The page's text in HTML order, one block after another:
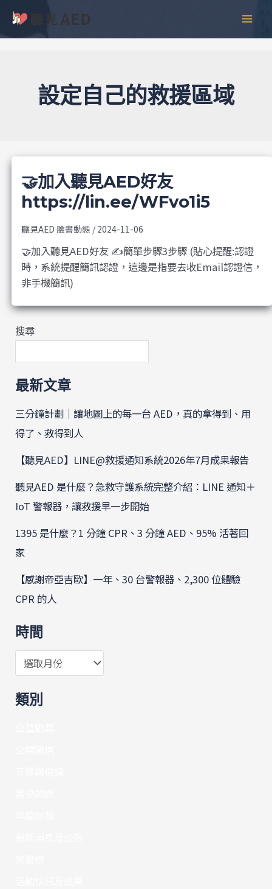
主
設定自己的救援區域
🤝加入聽見AED好友
https://lin.ee/WFvo1i5
聽見AED 臉書動態 / 2024-11-06
🤝加入聽見AED好友 ✍️簡單步驟3步驟 (貼心提醒:認證
時，系統提醒簡訊認證，這邊是指要去收Email認證信，
非手機簡訊)
搜尋
最新文章
三分鐘計劃｜讓地圖上的每一台 AED，真的拿得到、用
得了、救得到人
【聽見AED】LINE@救援通知系統2026年7月成果報告
聽見AED 是什麼？急救守護系統完整介紹：LINE 通知＋
IoT 警報器，讓救援早一步開始
1395 是什麼？1 分鐘 CPR、3 分鐘 AED、95% 活著回
家
【感謝帝亞吉歐】一年、30 台警報器、2,300 位體驗
CPR 的人
時間
彙
整
類別